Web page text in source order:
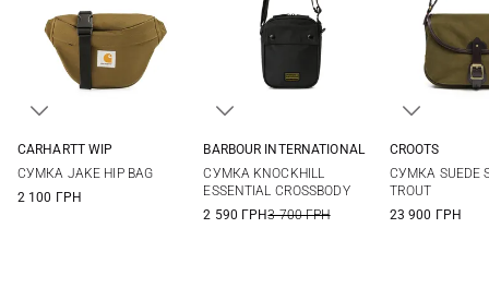
CARHARTT WIP
СУМКА JAKE HIP BAG
2 100 ГРН
BARBOUR INTERNATIONAL
СУМКА KNOCKHILL
ESSENTIAL CROSSBODY
2 590 ГРН3 700 ГРН
CROOTS
СУМКА SUEDE
TROUT
23 900 ГРН